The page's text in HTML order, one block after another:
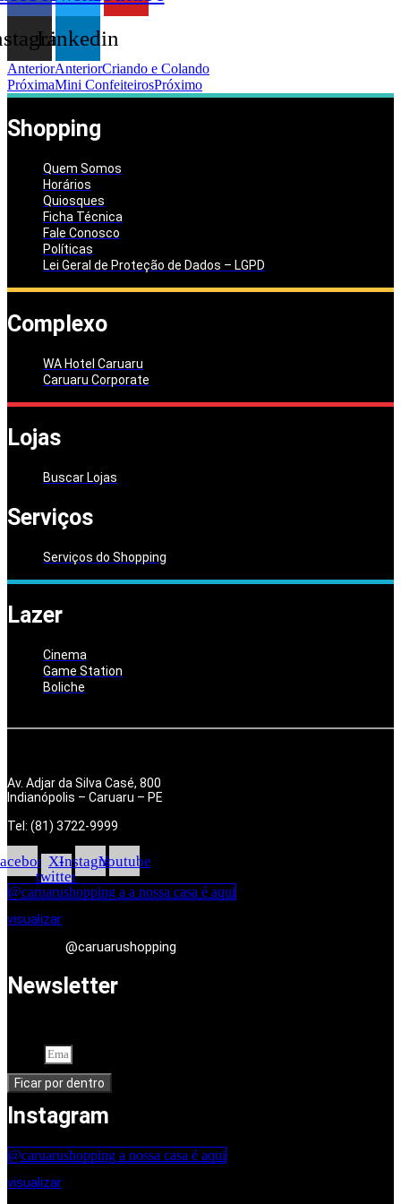
Linkedin
AnteriorAnteriorCriando e Colando
PróximaMini ConfeiteirosPróximo
Shopping
Quem Somos
Horários
Quiosques
Ficha Técnica
Fale Conosco
Políticas
Lei Geral de Proteção de Dados – LGPD
Complexo
WA Hotel Caruaru
Caruaru Corporate
Lojas
Buscar Lojas
Serviços
Serviços do Shopping
Lazer
Cinema
Game Station
Boliche
Av. Adjar da Silva Casé, 800
Indianópolis – Caruaru – PE
Tel: (81) 3722-9999
X-
twitter
InstagramYoutube
@caruarushopping a a nossa casa é aqui
visualizar
@caruarushopping
Newsletter
Ficar por dentro
Instagram
@caruarushopping a nossa casa é aqui
visualizar